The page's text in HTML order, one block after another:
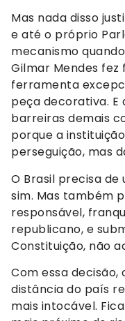
Mas nada disso
e até o próprio
mecanismo
Gilmar Mendes
ferramenta
peça decorativa. E
barreiras demais
porque a
perseguição, mas
O Brasil precisa
sim. Mas também
responsável,
republicano, e
Constituição, não
Com essa decisão,
distância do país
mais intocável.